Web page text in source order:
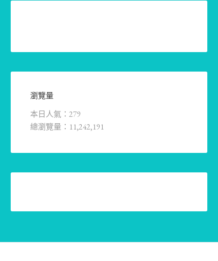
瀏覽量
本日人氣：279
總瀏覽量：11,242,191